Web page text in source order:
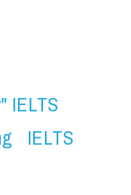
IELTS
IELTS